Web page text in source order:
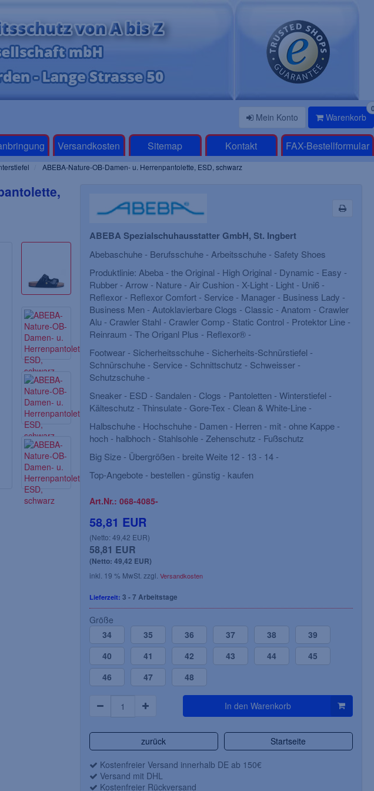
Mein Konto Warenkorb
Versandkosten Sitemap Kontakt FAX-Bestellformular
ABEBA-Nature-OB-Damen- u. Herrenpantolette, ESD, schwarz
ABEBA Spezialschuhausstatter GmbH, St. Ingbert
Abebaschuhe - Berufsschuhe - Arbeitsschuhe - Safety Shoes
Produktlinie: Abeba - the Original - High Original - Dynamic - Easy -
Rubber - Arrow - Nature - Air Cushion - X-Light - Light - Uni6 -
Reflexor - Reflexor Comfort - Service - Manager - Business Lady -
Business Men - Autoklavierbare Clogs - Classic - Anatom - Crawler
Alu - Crawler Stahl - Crawler Comp - Static Control - Protektor Line -
Reinraum - The Origanl Plus - Reflexor® -
Footwear - Sicherheitsschuhe - Sicherheits-Schnürstiefel -
Schnürschuhe - Service - Schnittschutz - Schweisser -
Schutzschuhe -
Sneaker - ESD - Sandalen - Clogs - Pantoletten - Winterstiefel -
Kälteschutz - Thinsulate - Gore-Tex - Clean & White-Line -
Halbschuhe - Hochschuhe - Damen - Herren - mit - ohne Kappe -
hoch - halbhoch - Stahlsohle - Zehenschutz - Fußschutz
Big Size - Übergrößen - breite Weite 12 - 13 - 14 -
Top-Angebote - bestellen - günstig - kaufen
Art.Nr.: 068-4085-
58,81 EUR
(Netto: 49,42 EUR)
58,81 EUR
(Netto: 49,42 EUR)
inkl. 19 % MwSt. zzgl. Versandkosten
Lieferzeit: 3 - 7 Arbeitstage
Größe
34
35 36 37 38
39
40
41 42 43 44
45
46
47 48
In den Warenkorb
zurück
Startseite
Kostenfreier Versand innerhalb DE ab 150€
Versand mit DHL
Kostenfreier Rückversand
TEXXOR-S2-
Nancy,
weiß
Größe: 36-48
BIG-TEXXOR-S1-
Sicherheitshalbschuhe, Rouen,
schwarz/grün
EN ISO 20345, Größe: 36-48
Lieferzeit: 3 - 7 Arbeitstage
Artikeldetails
Holzschuhe, mit
Lieferzeit: 3 - 7